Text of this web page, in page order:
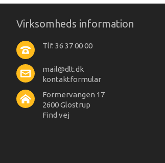
Virksomheds information
Tlf. 36 37 00 00
mail@dlt.dk
kontaktformular
Formervangen 17
2600 Glostrup
Find vej